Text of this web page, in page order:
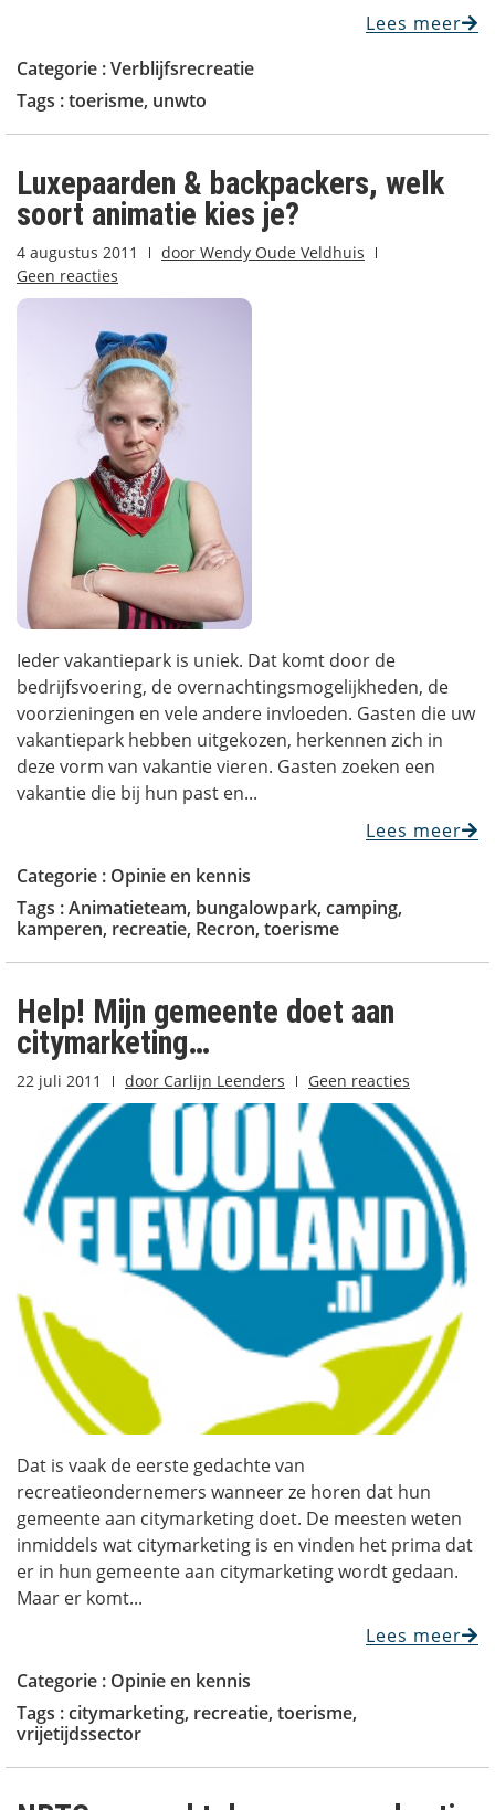
Lees meer
Categorie :Verblijfsrecreatie
Tags :toerisme, unwto
Luxepaarden & backpackers, welk
soort animatie kies je?
4 augustus 2011 door Wendy Oude Veldhuis
Geen reacties
Ieder vakantiepark is uniek. Dat komt door de
bedrijfsvoering, de overnachtingsmogelijkheden, de
voorzieningen en vele andere invloeden. Gasten die uw
vakantiepark hebben uitgekozen, herkennen zich in
deze vorm van vakantie vieren. Gasten zoeken een
vakantie die bij hun past en...
Lees meer
Categorie : Opinie en kennis
Tags :Animatieteam, bungalowpark, camping,
kamperen, recreatie, Recron, toerisme
Help! Mijn gemeente doet aan
citymarketing…
22 juli 2011 door Carlijn Leenders Geen reacties
Dat is vaak de eerste gedachte van
recreatieondernemers wanneer ze horen dat hun
gemeente aan citymarketing doet. De meesten weten
inmiddels wat citymarketing is en vinden het prima dat
er in hun gemeente aan citymarketing wordt gedaan.
Maar er komt...
Lees meer
Categorie : Opinie en kennis
Tags :citymarketing, recreatie, toerisme,
vrijetijdssector